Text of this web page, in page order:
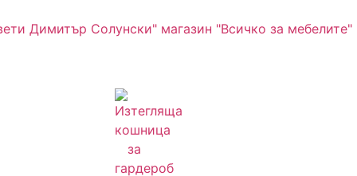
Димитър Солунски" магазин "Всичко за мебелите"